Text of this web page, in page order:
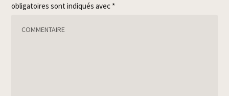
obligatoires sont indiqués avec *